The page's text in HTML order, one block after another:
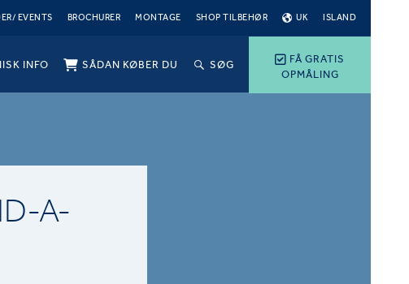
EVENTS BROCHURER MONTAGE SHOP TILBEHØR UK ISLAND
FÅ GRATIS
OPMÅLING
INFO SÅDAN KØBER DU SØG
A-